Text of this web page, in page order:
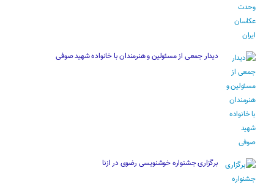
دیدار جمعی از مسئولین و هنرمندان با خانواده شهید صوفی
برگزاری جشنواره خوشنویسی رضوی در ازنا